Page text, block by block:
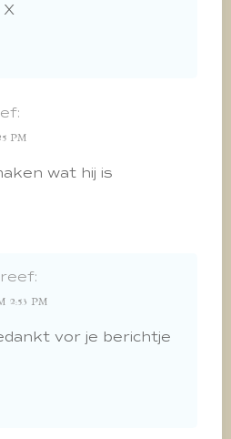
X
PM
wat hij is
2:53 PM
vor je berichtje